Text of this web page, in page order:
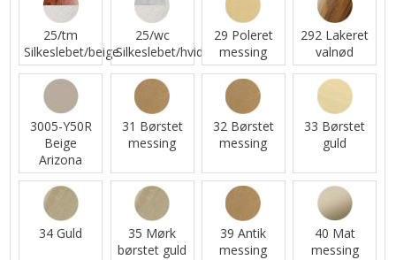
25/tm
Silkeslebet/beige
25/wc
Silkeslebet/hvid
29 Poleret
messing
292 Lakeret
valnød
3005-Y50R
Beige
Arizona
31 Børstet
messing
32 Børstet
messing
33 Børstet
guld
34 Guld
35 Mørk
børstet guld
39 Antik
messing
40 Mat
messing